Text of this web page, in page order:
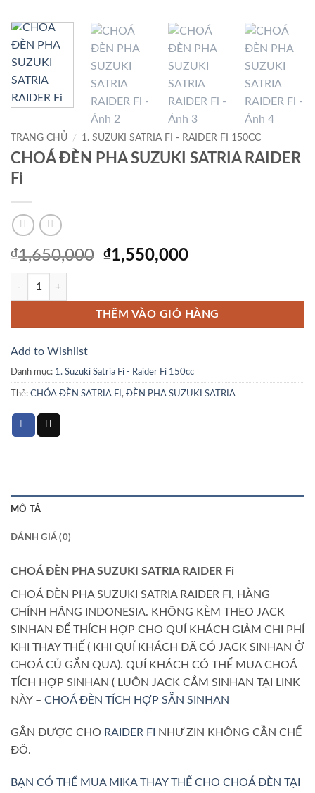
TRANG CHỦ / 1. SUZUKI SATRIA FI - RAIDER FI 150CC
CHOÁ ĐÈN PHA SUZUKI SATRIA RAIDER
Fi
₫1,650,000 Giá
₫1,650,000.
₫1,550,000Giá
là:
₫1,550,000.
CHOÁ ĐÈN PHA SUZUKI SATRIA RAIDER Fi số lượng
THÊM VÀO GIỎ HÀNG
Add to Wishlist
Danh mục: 1. Suzuki Satria Fi - Raider Fi 150cc
Thẻ: CHÓA ĐÈN SATRIA FI , ĐÈN PHA SUZUKI SATRIA
MÔ TẢ
ĐÁNH GIÁ (0)
CHOÁ ĐÈN PHA SUZUKI SATRIA RAIDER Fi
CHOÁ ĐÈN PHA SUZUKI SATRIA RAIDER Fi, HÀNG
CHÍNH HÃNG INDONESIA. KHÔNG KÈM THEO JACK
SINHAN ĐỂ THÍCH HỢP CHO QUÍ KHÁCH GIẢM CHI PHÍ
KHI THAY THẾ ( KHI QUÍ KHÁCH ĐÃ CÓ JACK SINHAN Ở
CHOÁ CỦ GẮN QUA). QUÍ KHÁCH CÓ THỂ MUA CHOÁ
TÍCH HỢP SINHAN ( LUÔN JACK CẮM SINHAN TẠI LINK
NÀY – CHOÁ ĐÈN TÍCH HỢP SẴN SINHAN
GẮN ĐƯỢC CHO RAIDER FI
NHƯ ZIN KHÔNG CẦN CHẾ
ĐÔ.
BẠN CÓ THỂ MUA MIKA THAY THẾ CHO CHOÁ ĐÈN TẠI